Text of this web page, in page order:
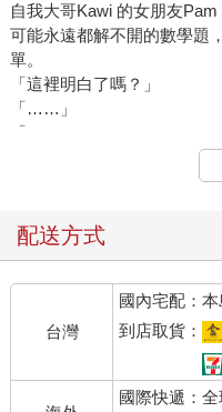
自我大哥Kawi 的女朋友
可能永遠都解不開的數學題
單。
「這裡明白了嗎？」
「……」
「Rak ？」
「我剛剛是在喊妳的名字。
麼丟臉的樣子。每次和她在
「對不起，Pam 姊，我大
可能還是得遵照父母的安排
靠在手臂上，並不是所有人
「我教得不好嗎？」
她甜美的聲音帶著一絲失望
配送方式
台灣
國內宅配：
到店取貨：
國際快遞：全